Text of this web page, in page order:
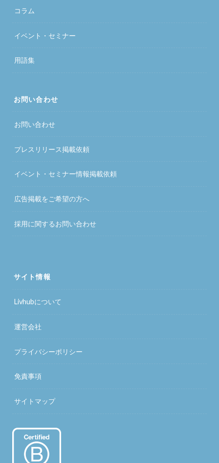
コラム
イベント・セミナー
用語集
お問い合わせ
お問い合わせ
プレスリリース掲載依頼
イベント・セミナー情報掲載依頼
広告掲載をご希望の方へ
採用に関するお問い合わせ
サイト情報
Livhubについて
運営会社
プライバシーポリシー
免責事項
サイトマップ